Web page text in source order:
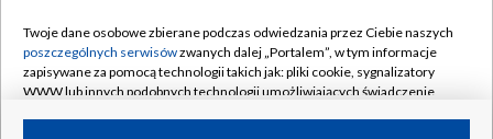
Rada Programowa
System NOS
Informacje o nadawcy
Kontakt
Kanały
Twoje dane osobowe zbierane podczas odwiedzania przez Ciebie naszych
poszczególnych serwisówzwanych dalej „Portalem”, w tym informacje
zapisywane za pomocą technologii takich jak: pliki cookie, sygnalizatory
WWW lub innych podobnych technologii umożliwiających świadczenie